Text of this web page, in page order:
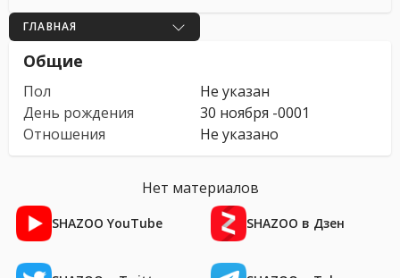
ГЛАВНАЯ
Общие
Пол
Не указан
День рождения
30 ноября -0001
Отношения
Не указано
Нет материалов
SHAZOO YouTube SHAZOO в Дзен